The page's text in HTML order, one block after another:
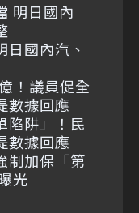
明日國內
國內汽、
！議員促全
數據回應
陷阱」！民
數據回應
制加保「第
光